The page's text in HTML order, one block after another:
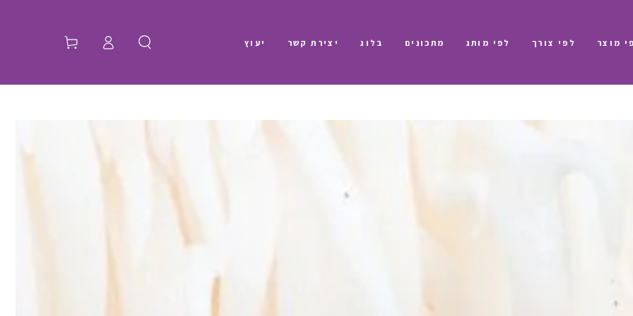
מוצר לפי צורך לפי מותג מתכונים בלוג יצירת קשר יעוץ התחברות